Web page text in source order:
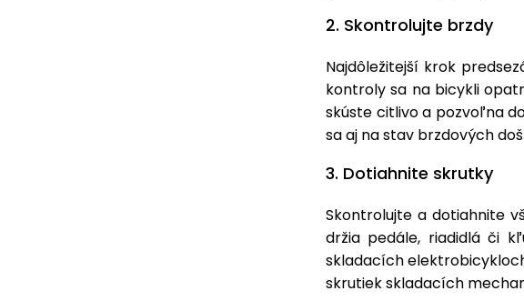
2. Skontrolujte brzdy
Najdôležitejší krok
kontroly sa na bicykli
skúste citlivo a pozvoľna
sa aj na stav brzdových
3. Dotiahnite skrutky
Skontrolujte a dotiahnite
držia pedále, riadidlá či
skladacích
skrutiek skladacích